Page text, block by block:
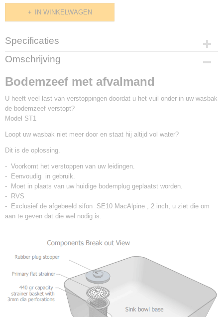
IN WINKELWAGEN
Specificaties
Productcode
Omschrijving
Bodemzeef met afvalmand
U heeft veel last van verstoppingen doordat u het vuil onder in uw wasbak
de bodemzeef verstopt?
Model ST1
Loopt uw wasbak niet meer door en staat hij altijd vol water?
Dit is de oplossing.
- Voorkomt het verstoppen van uw leidingen.
- Eenvoudig in gebruik.
- Moet in plaats van uw huidige bodemplug geplaatst worden.
- RVS
- Exclusief de afgebeeld sifon SE10 MacAlpine , 2 inch, u ziet die om
aan te geven dat die wel nodig is.